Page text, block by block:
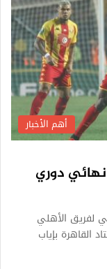
أهم الأخبار
دوري
لفريق الأهلي
القاهرة بإياب